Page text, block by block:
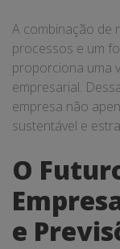
A combinação de
processos e um
proporciona uma
empresarial.
empresa não
sustentável e
O
e